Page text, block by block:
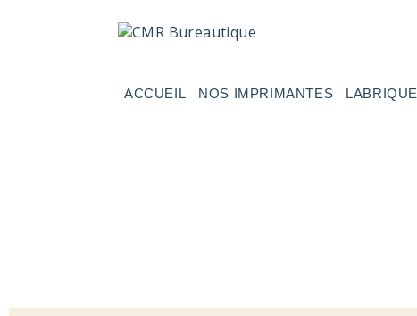
ACCUEIL NOS IMPRIMANTES LABRIQUE